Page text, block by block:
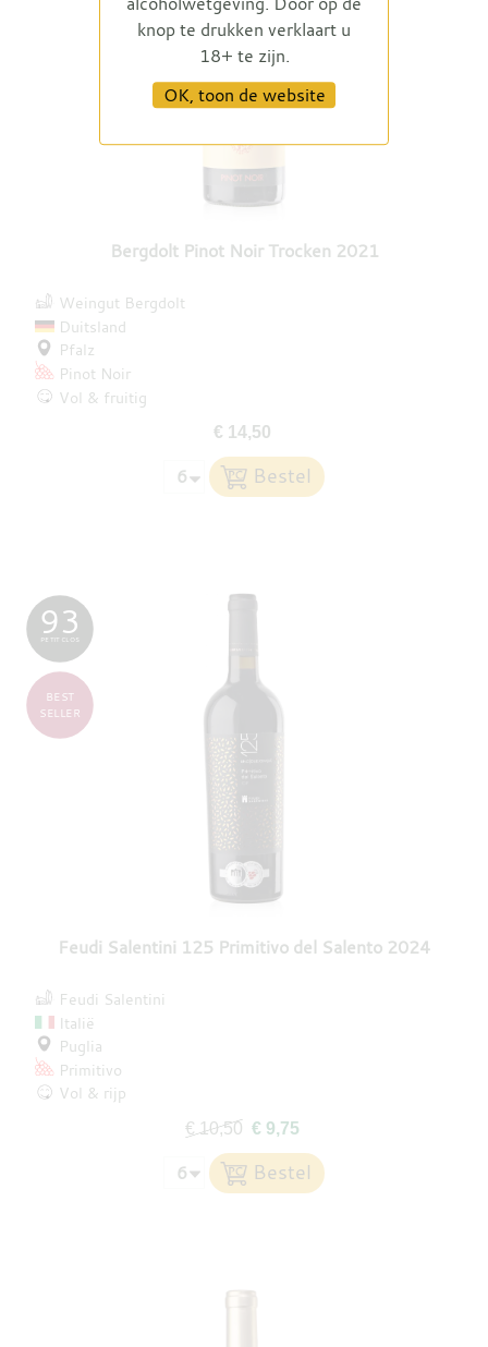
Bergdolt Pinot Noir Trocken 2021
Weingut Bergdolt
Duitsland
Pfalz
Pinot Noir
Vol & fruitig
€ 14,50
Feudi Salentini 125 Primitivo del Salento 2024
93
PETIT CLOS
BEST
SELLER
Feudi Salentini
Italië
Puglia
Primitivo
Vol & rijp
€ 10,50 € 9,75
knop te drukken verklaart u
18+ te zijn.
OK, toon de website